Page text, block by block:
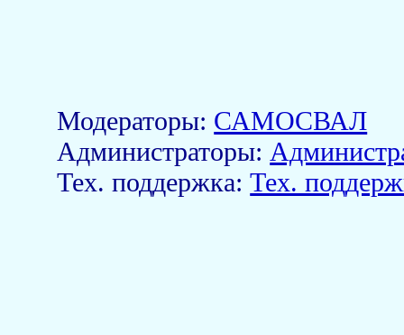
Модераторы: САМОСВАЛ
Aдминистраторы:
Тех. поддержка:Тех.